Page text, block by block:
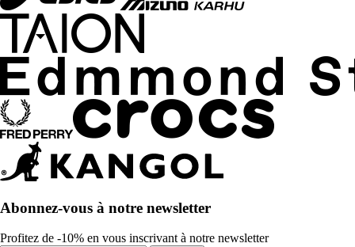
Abonnez-vous à notre newsletter
Profitez de -10% en vous inscrivant à notre newsletter